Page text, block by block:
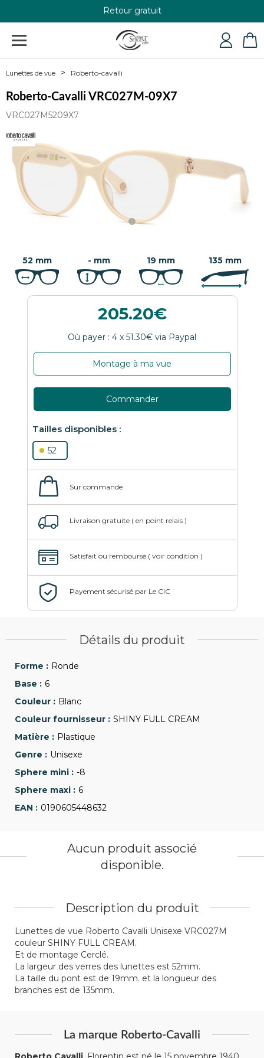
Retour gratuit
Lunettes de vue Roberto-cavalli
Roberto-Cavalli VRC027M-09X7
VRC027M5209X7
52 mm - mm 19 mm 135 mm
205.20
Montage à ma vue
Commander
52
Détails du produit
Ronde
6
Blanc
SHINY FULL CREAM
Plastique
Unisexe
-8
6
0190605448632
Description du produit
Lunettes de vue Roberto Cavalli Unisexe VRC027M
couleur SHINY FULL CREAM.
Et de montage Cerclé.
La largeur des verres des lunettes est 52mm.
La taille du pont est de 19mm. et la longueur des
branches est de 135mm.
La marque Roberto-Cavalli
Aucun produit associé
disponible.